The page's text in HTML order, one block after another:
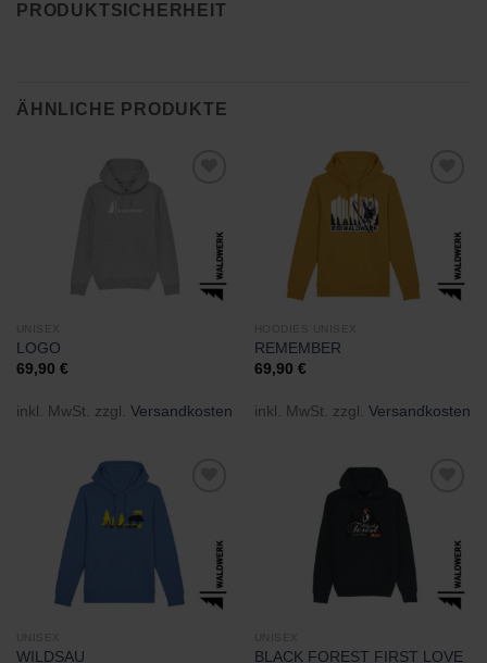
PRODUKTSICHERHEIT
ÄHNLICHE PRODUKTE
hinzufügen
UNISEX
LOGO
69,90 €
inkl. MwSt. zzgl. Versandkosten
Wunschliste
hinzufügen
HOODIES UNISEX
REMEMBER
69,90 €
inkl. MwSt. zzgl. Versandkosten
Wunschliste
hinzufügen
UNISEX
WILDSAU
Wunschliste
hinzufügen
UNISEX
BLACK FOREST FIRST LOVE